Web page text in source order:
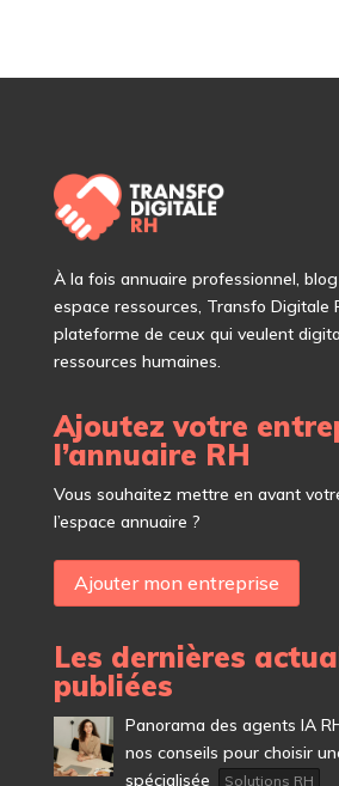
Àla fois annuaire professionnel, blog
espace ressources, Transfo Digitale
plateforme de ceux qui veulent
ressources humaines.
Ajoutez votre
l’annuaire RH
Vous souhaitez mettre en avant
l’espace annuaire ?
Ajouter mon entreprise
Les dernières
publiées
Panorama des agents IA
nos conseils pour choisir
spécialisée
Solutions RH